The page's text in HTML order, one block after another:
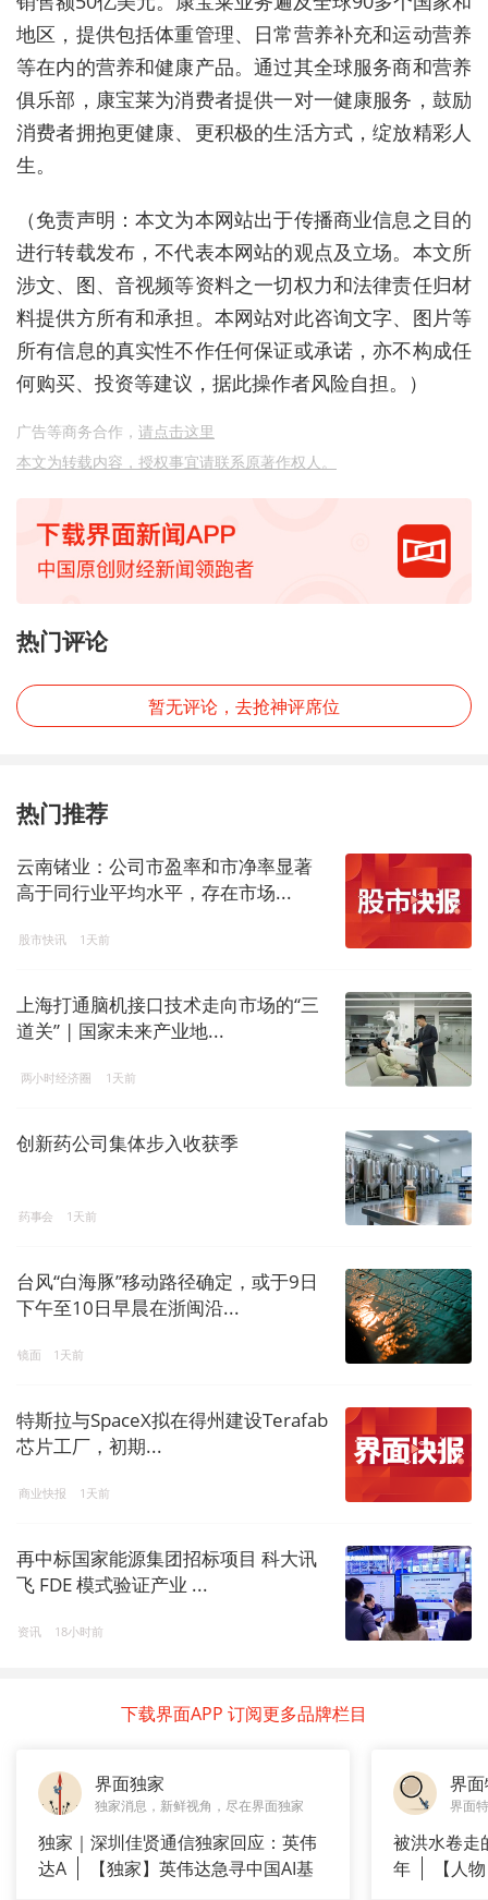
地区，提供包括体重管理、日常营养补充和运动营养
等在内的营养和健康产品。通过其全球服务商和营养
俱乐部，康宝莱为消费者提供一对一健康服务，鼓励
消费者拥抱更健康、更积极的生活方式，绽放精彩人
生。
（免责声明：本文为本网站出于传播商业信息之目的
进行转载发布，不代表本网站的观点及立场。本文所
涉文、图、音视频等资料之一切权力和法律责任归材
料提供方所有和承担。本网站对此咨询文字、图片等
所有信息的真实性不作任何保证或承诺，亦不构成任
何购买、投资等建议，据此操作者风险自担。）
广告等商务合作， 请点击这里
本文为转载内容，授权事宜请联系原著作权人。
热门评论
暂无评论，去抢神评席位
热门推荐
云南锗业：公司市盈率和市净率显著
高于同行业平均水平，存在市场...
股市快讯 1天前
上海打通脑机接口技术走向市场的“三
道关” | 国家未来产业地...
两小时经济圈 1天前
创新药公司集体步入收获季
药事会 1天前
台风“白海豚”移动路径确定，或于9日
下午至10日早晨在浙闽沿...
镜面 1天前
特斯拉与SpaceX拟在得州建设Terafab
芯片工厂，初期...
商业快报 1天前
再中标国家能源集团招标项目 科大讯
飞 FDE 模式验证产业 ...
资讯 18小时前
下载界面APP 订阅更多品牌栏目
界面独家
独家消息，新鲜视角，尽在界面独家
独家｜深圳佳贤通信独家回应：英伟
达A
【独家】英伟达急寻中国AI基
界
界面
被洪水卷走
年
【人